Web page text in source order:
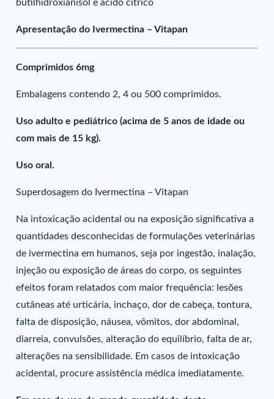
butilhidroxianisol e ácido cítrico
Apresentação do Ivermectina – Vitapan
Comprimidos 6mg
Embalagens contendo 2, 4 ou 500 comprimidos.
Uso adulto e pediátrico (acima de 5 anos de idade ou
com mais de 15 kg).
Uso oral.
Superdosagem do Ivermectina – Vitapan
Na intoxicação acidental ou na exposição significativa a
quantidades desconhecidas de formulações veterinárias
de ivermectina em humanos, seja por ingestão, inalação,
injeção ou exposição de áreas do corpo, os seguintes
efeitos foram relatados com maior frequência: lesões
cutâneas até urticária, inchaço, dor de cabeça, tontura,
falta de disposição, náusea, vômitos, dor abdominal,
diarreia, convulsões, alteração do equilíbrio, falta de ar,
alterações na sensibilidade. Em casos de intoxicação
acidental, procure assistência médica imediatamente.